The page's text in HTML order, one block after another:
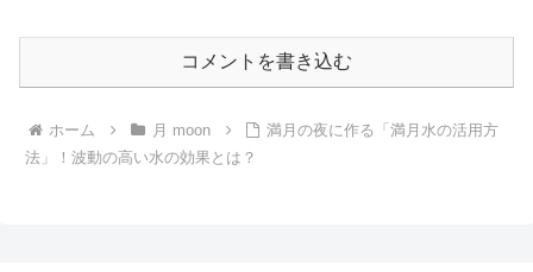
コメントを書き込む
ホーム 月 moon
満月の夜に作る「満月水の活用方
法」！波動の高い水の効果とは？